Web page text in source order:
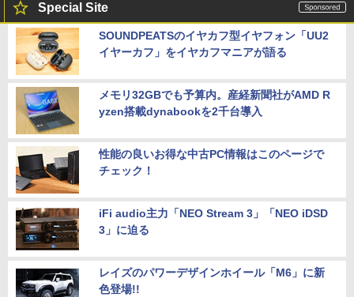
Special Site
SOUNDPEATSのイヤカフ型イヤフォン「UU2
イヤーカフ」をイヤカフマニアが語る
メモリ32GBでも予算内。産経新聞社がAMD R
yzen搭載dynabookを2千台導入
性能の良いお得な中古PC情報はこのページで
チェック！
iFi audio主力「NEO Stream 3」「NEO iDSD
3」に迫る
レイズのパワーデザインホイール「M6」に新
色登場!!